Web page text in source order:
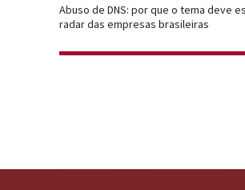
Abuso de DNS: por que o tema deve
radar das empresas brasileiras